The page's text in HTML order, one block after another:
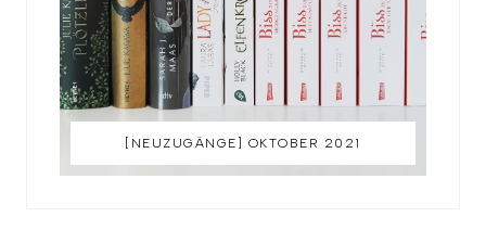
[NEUZUGÄNGE] OKTOBER 2021